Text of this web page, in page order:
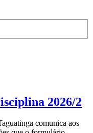
2026/2
comunica aos